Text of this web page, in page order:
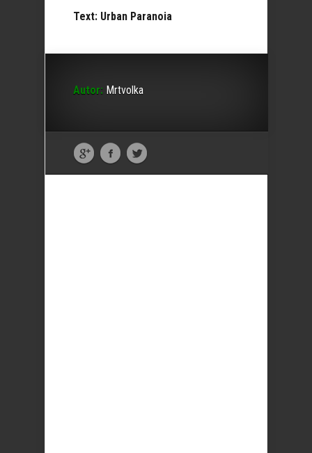
Text: Urban Paranoia
Autor: Mrtvolka